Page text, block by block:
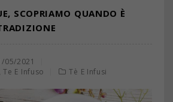
SCOPRIAMO QUANDO È
05/2021
,Te E Infuso Tè E Infusi